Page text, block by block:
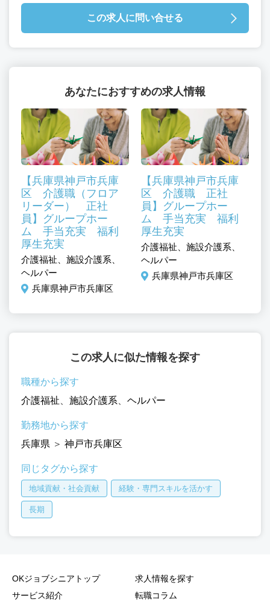
この求人に問い合せる
あなたにおすすめの求人情報
【兵庫県神戸市兵庫
区 介護職（フロア
リーダー） 正社
員】グループホー
ム 手当充実 福利
厚生充実
介護福祉、施設介護系、
ヘルパー
兵庫県神戸市兵庫区
【兵庫県神戸市兵庫
区 介護職 正社
員】グループホー
ム 手当充実 福利
厚生充実
介護福祉、施設介護系、
ヘルパー
兵庫県神戸市兵庫区
この求人に似た情報を探す
職種から探す
介護福祉
施設介護系 ヘルパー
勤務地から探す
兵庫県 ＞ 神戸市兵庫区
同じタグから探す
地域貢献・社会貢献 経験・専門スキルを活かす
長期
OKジョブシニアトップ
サービス紹介
求人情報を探す
転職コラム